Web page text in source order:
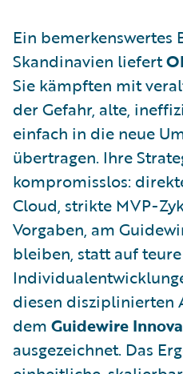
Ein bemerkenswertes
Skandinavien liefert
Sie kämpften mit
der Gefahr, alte,
einfach in die neue
übertragen. Ihre
kompromisslos:
Cloud, strikte MVP-
Vorgaben, am
bleiben, statt auf teure
diesen disziplinierten
dem Guidewire
ausgezeichnet. Das